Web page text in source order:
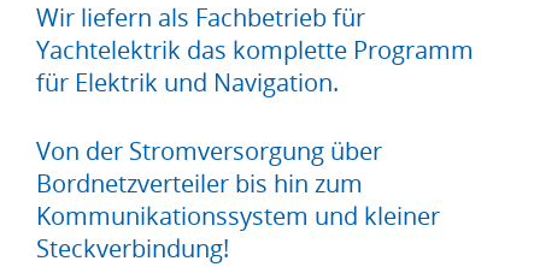
Wir liefern als Fachbetrieb für
Yachtelektrik das komplette Programm
für Elektrik und Navigation.
Von der Stromversorgung über
Bordnetzverteiler bis hin zum
Kommunikationssystem und kleiner
Steckverbindung!